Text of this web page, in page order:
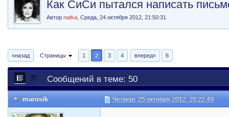
Как СиСи пытался написать
Авторnatka ,Среда, 24 октября 2012, 21:50:31
«назад Страницы 1 2 3 4 вперед» 6
Сообщений в теме: 50
marusik Четверг, 25 октября 2012, 20:22:49